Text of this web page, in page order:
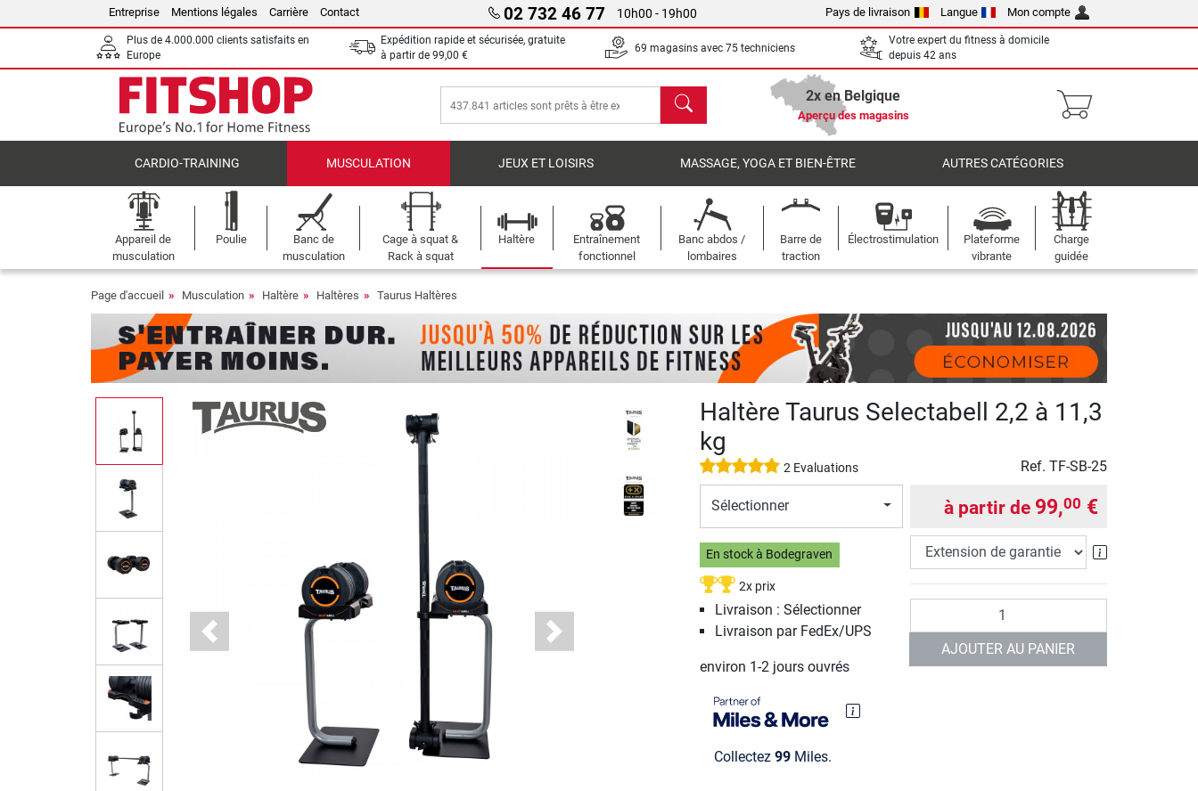
Entreprise Mentions légales Carrière Contact 02 732 46 77 10h00 - 19h00 Pays de livraison Langue Mon compte
Plus de 4.000.000 clients satisfaits en
Europe
Expédition rapide et sécurisée, gratuite
à partir de 99,00 €
69 magasins avec 75 techniciens
Votre expert du fitness à domicile
depuis 42 ans
chercher 2x en Belgique
Aperçu des magasins
CARDIO-TRAINING MUSCULATION JEUX ET LOISIRS MASSAGE, YOGA ET BIEN-ÊTRE AUTRES CATÉGORIES
Appareil de
musculation
Poulie
Banc de
musculation
Cage à squat &
Rack à squat
Haltère
Entraînement
fonctionnel
Banc abdos /
lombaires
Barre de
traction
Électrostimulation
Plateforme
vibrante
Charge
guidée
Page d'accueil Musculation Haltère Haltères Taurus Haltères
Previous Next
Haltère Taurus Selectabell 2,2 à 11,3
kg
2 Evaluations Ref. TF-SB-25
Sélectionner
En stock à Bodegraven
2x prix
Livraison : Sélectionner
Livraison par FedEx/UPS
environ 1-2 jours ouvrés
Collectez 99Miles.
à partir de 99,00 €
Extension de
AJOUTER AU PANIER